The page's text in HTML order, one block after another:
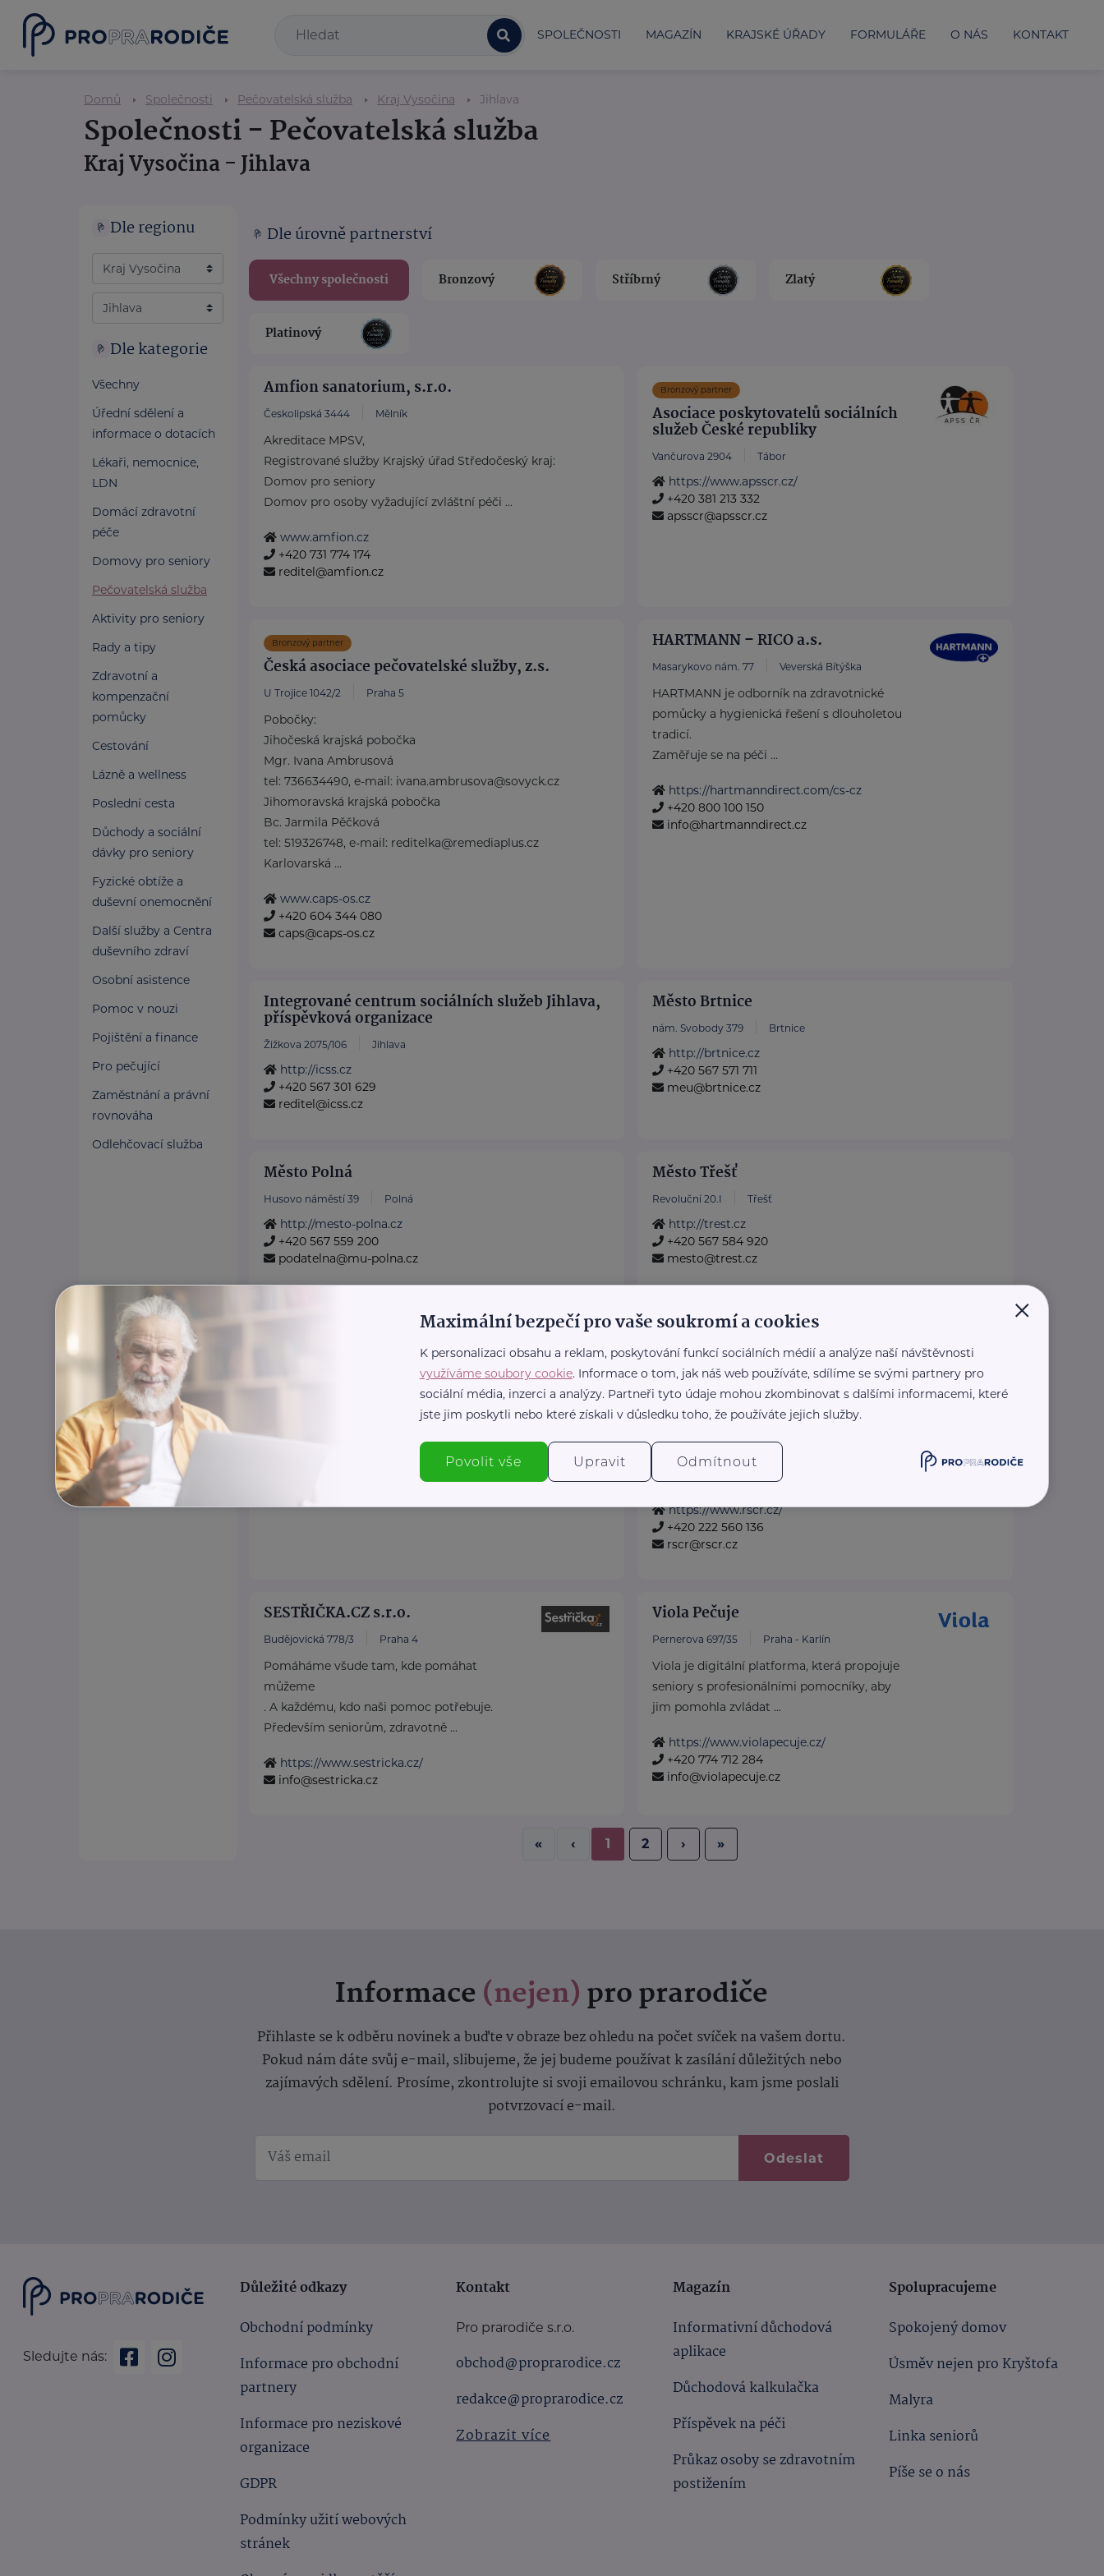
SPOLEČNOSTI MAGAZÍN KRAJSKÉ ÚŘADY FORMULÁŘE O NÁS KONTAKT
Domů Společnosti Pečovatelská služba Kraj Vysočina Jihlava
Společnosti - Pečovatelská služba
Kraj Vysočina - Jihlava
Dle regionu
Dle kategorie
Všechny
Úřední sdělení a
informace o dotacích
Lékaři, nemocnice,
LDN
Domácí zdravotní
péče
Domovy pro seniory
Pečovatelská služba
Aktivity pro seniory
Rady a tipy
Zdravotní a
kompenzační
pomůcky
Cestování
Lázně a wellness
Poslední cesta
Důchody a sociální
dávky pro seniory
Fyzické obtíže a
duševní onemocnění
Další služby a Centra
duševního zdraví
Osobní asistence
Pomoc v nouzi
Pojištění a finance
Pro pečující
Zaměstnání a právní
rovnováha
Odlehčovací služba
Dle úrovně partnerství
Všechny společnosti Bronzový Stříbrný Zlatý
Platinový
Amfion sanatorium, s.r.o.
Českolipská 3444 Mělník
Akreditace MPSV,
Registrované služby Krajský úřad Středočeský kraj:
Domov pro seniory
Domov pro osoby vyžadující zvláštní péči ...
www.amfion.cz
+420 731 774 174
reditel@amfion.cz
Bronzový partner
Asociace poskytovatelů sociálních
služeb České republiky
Vančurova 2904 Tábor
https://www.apsscr.cz/
+420 381 213 332
apsscr@apsscr.cz
Bronzový partner
Česká asociace pečovatelské služby, z.s.
U Trojice 1042/2 Praha 5
Pobočky:
Jihočeská krajská pobočka
Mgr. Ivana Ambrusová
tel: 736634490, e-mail: ivana.ambrusova@sovyck.cz
Jihomoravská krajská pobočka
Bc. Jarmila Pěčková
tel: 519326748, e-mail: reditelka@remediaplus.cz
Karlovarská ...
www.caps-os.cz
+420 604 344 080
caps@caps-os.cz
HARTMANN – RICO a.s.
Masarykovo nám. 77 Veverská Bítýška
HARTMANN je odborník na zdravotnické
pomůcky a hygienická řešení s dlouholetou
tradicí.
Zaměřuje se na péči ...
https://hartmanndirect.com/cs-cz
+420 800 100 150
info@hartmanndirect.cz
Integrované centrum sociálních služeb Jihlava,
příspěvková organizace
Žižkova 2075/106 Jihlava
http://icss.cz
+420 567 301 629
reditel@icss.cz
Město Brtnice
nám. Svobody 379 Brtnice
http://brtnice.cz
+420 567 571 711
meu@brtnice.cz
Město Polná
Husovo náměstí 39 Polná
http://mesto-polna.cz
+420 567 559 200
podatelna@mu-polna.cz
Město Třešť
Revoluční 20.I Třešť
http://trest.cz
+420 567 584 920
mesto@trest.cz
Horní Dubenky
Bronzový partner
RADA SENIORŮ ČR
Politických vězňů 1419/11 Praha 1
Poskytujeme bezplatné sociálně-právní
Vydáváme časopis Doba seniorů.
Akreditované poradny RS ...
https://www.rscr.cz/
+420 222 560 136
rscr@rscr.cz
SESTŘIČKA.CZ s.r.o.
Budějovická 778/3 Praha 4
Pomáháme všude tam, kde pomáhat
můžeme
. A každému, kdo naši pomoc potřebuje.
Především seniorům, zdravotně ...
https://www.sestricka.cz/
info@sestricka.cz
Viola Pečuje
Pernerova 697/35 Praha - Karlín
Viola je digitální platforma, která propojuje
seniory s profesionálními pomocníky, aby
jim pomohla zvládat ...
https://www.violapecuje.cz/
+420 774 712 284
info@violapecuje.cz
« ‹ 1 2 › »
Informace (nejen)pro prarodiče
Přihlaste se k odběru novinek a buďte v obraze bez ohledu na počet svíček na vašem dortu.
Pokud nám dáte svůj e-mail, slibujeme, že jej budeme používat k zasílání důležitých nebo
zajímavých sdělení. Prosíme, zkontrolujte si svoji emailovou schránku, kam jsme poslali
potvrzovací e-mail.
Odeslat
Sledujte nás:
Důležité odkazy
Obchodní podmínky
Informace pro obchodní
partnery
Informace pro neziskové
organizace
GDPR
Podmínky užití webových
stránek
Kontakt
Pro prarodiče s.r.o.
obchod@proprarodice.cz
redakce@proprarodice.cz
Zobrazit více
Magazín
Informativní důchodová
aplikace
Důchodová kalkulačka
Příspěvek na péči
Průkaz osoby se zdravotním
postižením
Spolupracujeme
Spokojený domov
Úsměv nejen pro Kryštofa
Malyra
Linka seniorů
Píše se o nás
×
Maximální bezpečí pro vaše soukromí a cookies
K personalizaci obsahu a reklam, poskytování funkcí sociálních médií a analýze naší návštěvnosti
využíváme soubory cookie. Informace o tom, jak náš web používáte, sdílíme se svými partnery pro
sociální média, inzerci a analýzy. Partneři tyto údaje mohou zkombinovat s dalšími informacemi, které
jste jim poskytli nebo které získali v důsledku toho, že používáte jejich služby.
Povolit vše Upravit Odmítnout